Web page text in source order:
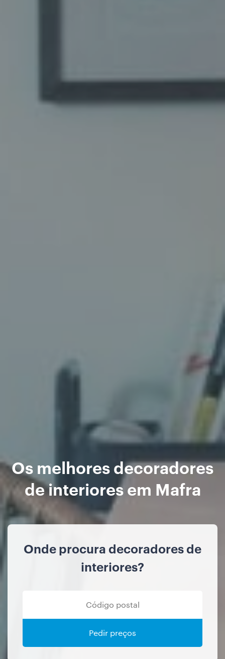
Os melhores decoradores
de interiores em Mafra
Onde procura decoradores de
interiores?
Pedir preços